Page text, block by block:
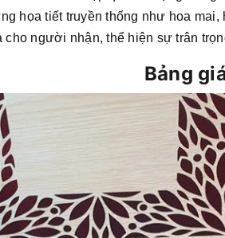
họa tiết truyền thống như hoa
cho người nhận, thể hiện sự trân
Bảng